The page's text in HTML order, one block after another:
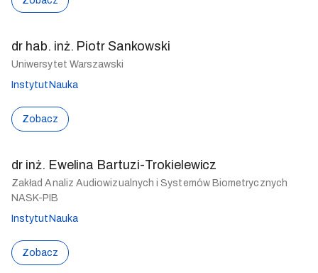
dr hab. inż. Piotr Sankowski
Uniwersytet Warszawski
Instytut Nauka
Zobacz
dr inż. Ewelina Bartuzi-Trokielewicz
Zakład Analiz Audiowizualnych i Systemów Biometrycznych
NASK-PIB
Instytut Nauka
Zobacz